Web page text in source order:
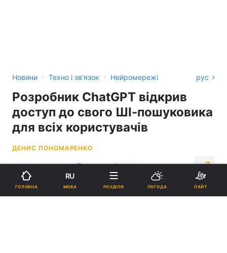
Новини › Техно і зв'язок › Нейромережі рус
Розробник ChatGPT відкрив
доступ до свого ШІ-пошуковика
для всіх користувачів
ДЕНИС ПОНОМАРЕНКО
15:28, 06.02.25 2 хв. 3952
Підпишіться на нас в Google
ГОЛОВНА
RU
МОВА РОЗДІЛИ ПОГОДА ЛАЙТ